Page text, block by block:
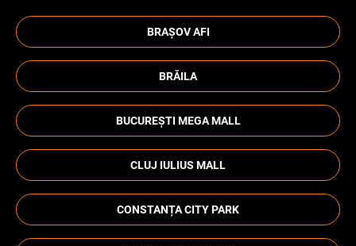
BRAȘOV AFI
BRĂILA
BUCUREȘTI MEGA MALL
CLUJ IULIUS MALL
CONSTANȚA CITY PARK